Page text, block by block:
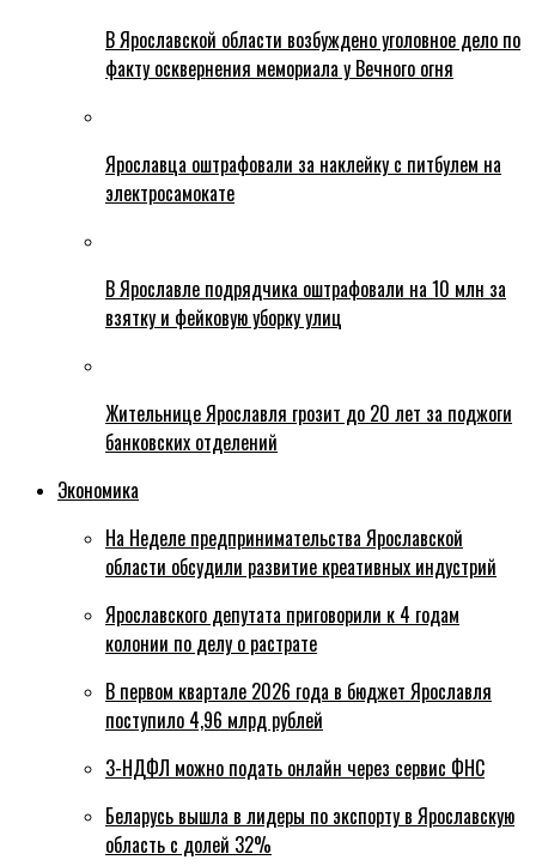
В Ярославской области возбуждено уголовное дело по
факту осквернения мемориала у Вечного огня
Ярославца оштрафовали за наклейку с питбулем на
электросамокате
В Ярославле подрядчика оштрафовали на 10 млн за
взятку и фейковую уборку улиц
Жительнице Ярославля грозит до 20 лет за поджоги
банковских отделений
Экономика
На Неделе предпринимательства Ярославской
области обсудили развитие креативных индустрий
Ярославского депутата приговорили к 4 годам
колонии по делу о растрате
В первом квартале 2026 года в бюджет Ярославля
поступило 4,96 млрд рублей
3-НДФЛ можно подать онлайн через сервис ФНС
Беларусь вышла в лидеры по экспорту в Ярославскую
область с долей 32%